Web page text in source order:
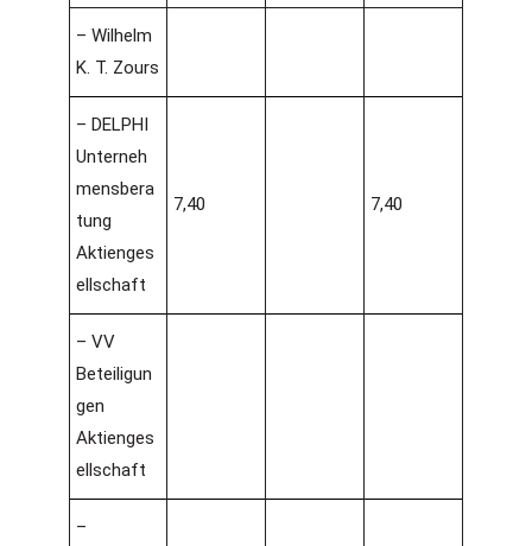
– Wilhelm
K. T. Zours
– DELPHI
Unterneh
mensbera
tung
Aktienges
ellschaft
7,40 7,40
– VV
Beteiligun
gen
Aktienges
ellschaft
–